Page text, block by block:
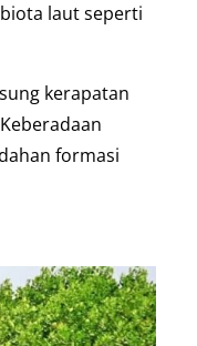
laut seperti
kerapatan
formasi